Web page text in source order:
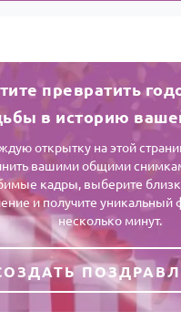
превратить
в историю
открытку на этой
вашими общими
кадры, выберите
и получите уникальный
несколько минут.